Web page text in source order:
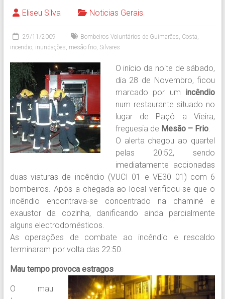
Eliseu Silva Noticias Gerais
29/11/2009 Bombeiros Voluntários de Guimarães Costa
incendio, inundações mesão frio, Silvares
O início da noite de sábado,
dia 28 de Novembro, ficou
marcado por um incêndio
num restaurante situado no
lugar de Paçô a Vieira,
freguesia de Mesão – Frio.
O alerta chegou ao quartel
pelas 20:52, sendo
imediatamente accionadas
duas viaturas de incêndio (VUCI 01 e VE30 01) com 6
bombeiros. Após a chegada ao local verificou-se que o
incêndio encontrava-se concentrado na chaminé e
exaustor da cozinha, danificando ainda parcialmente
alguns electrodomésticos.
As operações de combate ao incêndio e rescaldo
terminaram por volta das 22:50.
Mau tempo provoca estragos
O mau